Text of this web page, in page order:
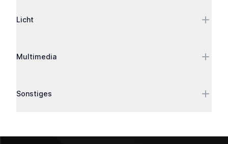
Licht
Multimedia
Sonstiges